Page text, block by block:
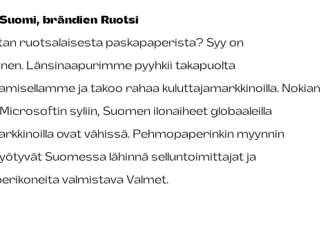
brändien Ruotsi
ruotsalaisesta paskapaperista? Syy on
Länsinaapurimme pyyhkii takapuolta
ja takoo rahaa kuluttajamarkkinoilla. Nokian
syliin, Suomen ilonaiheet globaaleilla
ovat vähissä. Pehmopaperinkin myynnin
Suomessa lähinnä selluntoimittajat ja
valmistava Valmet.